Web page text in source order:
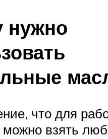
нужно
что для
взять